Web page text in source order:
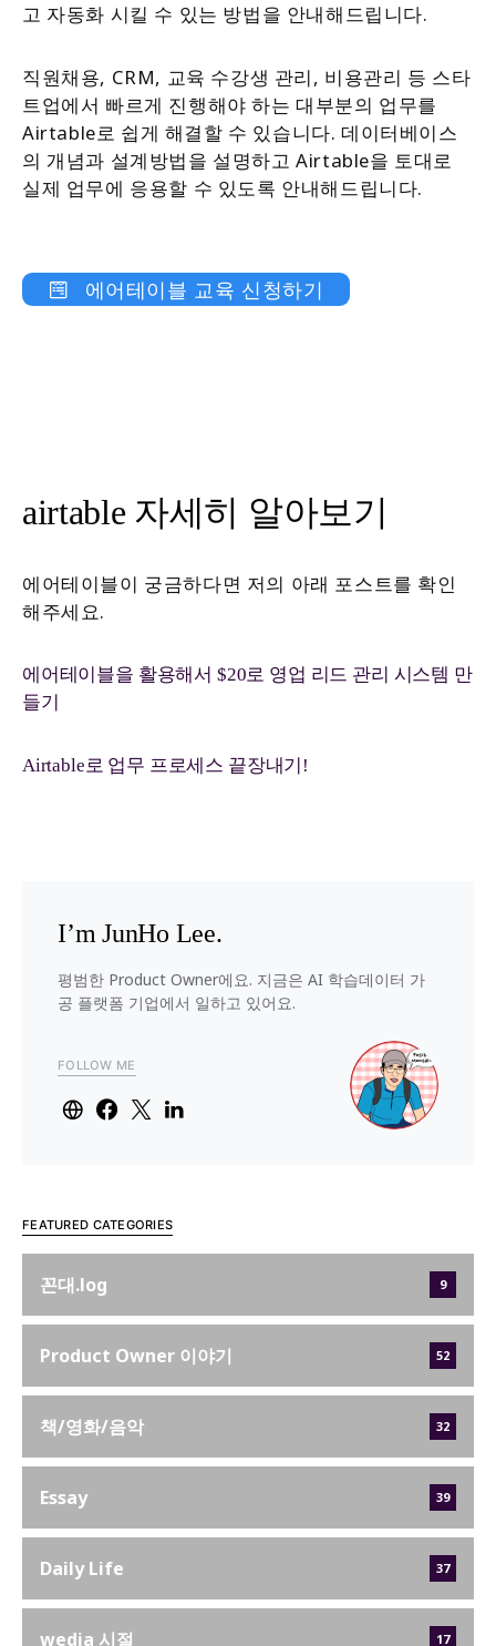
고 자동화 시킬 수 있는 방법을 안내해드립니다.
직원채용, CRM, 교육 수강생 관리, 비용관리 등 스타
트업에서 빠르게 진행해야 하는 대부분의 업무를
Airtable로 쉽게 해결할 수 있습니다. 데이터베이스
의 개념과 설계방법을 설명하고 Airtable을 토대로
실제 업무에 응용할 수 있도록 안내해드립니다.
에어테이블 교육 신청하기
airtable 자세히 알아보기
에어테이블이 궁금하다면 저의 아래 포스트를 확인
해주세요.
에어테이블을 활용해서 $20로 영업 리드 관리 시스템 만
들기
Airtable로 업무 프로세스 끝장내기!
I’m JunHo Lee.
평범한 Product Owner에요. 지금은 AI 학습데이터 가
공 플랫폼 기업에서 일하고 있어요.
FOLLOW ME
FEATURED CATEGORIES
꼰대.log 9
Product Owner 이야기 52
책/영화/음악 32
Essay 39
Daily Life 37
wedia 시절 17